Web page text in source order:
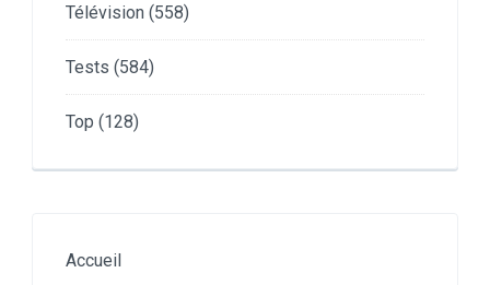
Télévision (558)
Tests (584)
Top (128)
Accueil